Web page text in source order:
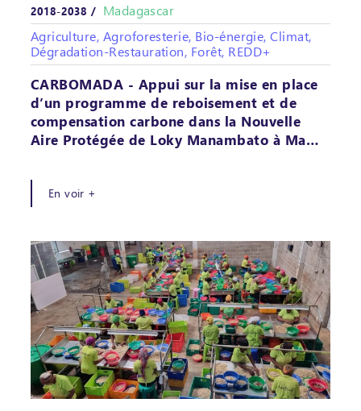
2018-2038 / Madagascar
Agriculture, Agroforesterie, Bio-énergie, Climat,
Dégradation-Restauration, Forêt, REDD+
CARBOMADA - Appui sur la mise en place
d’un programme de reboisement et de
compensation carbone dans la Nouvelle
Aire Protégée de Loky Manambato à Ma…
En voir +